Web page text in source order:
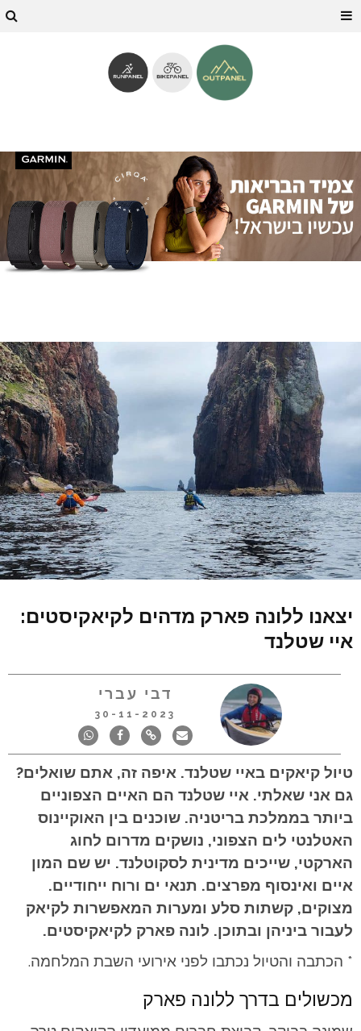
יצאנו ללונה פארק מדהים לקיאקיסטים:
איי שטלנד
דבי עברי
30-11-2023
טיול קיאקים באיי שטלנד. איפה זה, אתם שואלים?
גם אני שאלתי. איי שטלנד הם האיים הצפוניים
ביותר בממלכת בריטניה. שוכנים בין האוקיינוס
האטלנטי לים הצפוני, נושקים מדרום לחוג
הארקטי, שייכים מדינית לסקוטלנד. יש שם המון
איים ואינסוף מפרצים. תנאי ים ורוח ייחודיים.
מצוקים, קשתות סלע ומערות המאפשרות לקיאק
לעבור ביניהן ובתוכן. לונה פארק לקיאקיסטים.
* הכתבה והטיול נכתבו לפני אירועי השבת המלחמה.
מכשולים בדרך ללונה פארק